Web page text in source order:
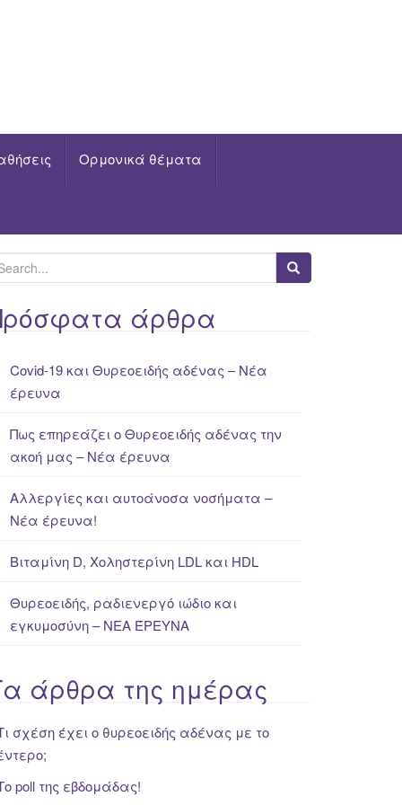
Ορμονικά θέματα
άρθρα
Covid-19 και Θυρεοειδής αδένας – Νέα
έρευνα
Πως επηρεάζει ο Θυρεοειδής αδένας την
ακοή μας – Νέα έρευνα
Αλλεργίες και αυτοάνοσα νοσήματα –
Νέα έρευνα!
Βιταμίνη D, Χοληστερίνη LDL και HDL
Θυρεοειδής, ραδιενεργό ιώδιο και
εγκυμοσύνη – ΝΕΑ ΈΡΕΥΝΑ
άρθρα της ημέρας
σχέση έχει ο θυρεοειδής αδένας με το
poll της εβδομάδας!